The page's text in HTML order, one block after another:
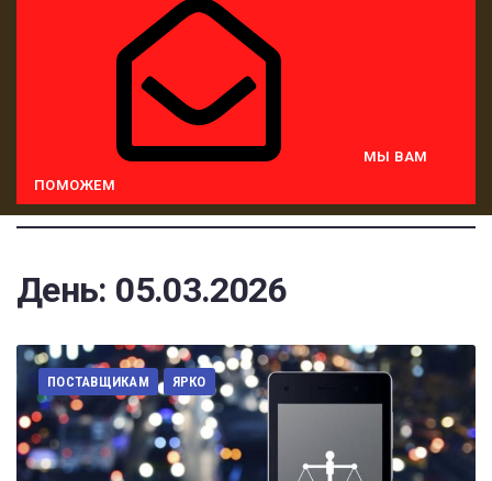
МЫ ВАМ
ПОМОЖЕМ
День: 05.03.2026
ПОСТАВЩИКАМ ЯРКО